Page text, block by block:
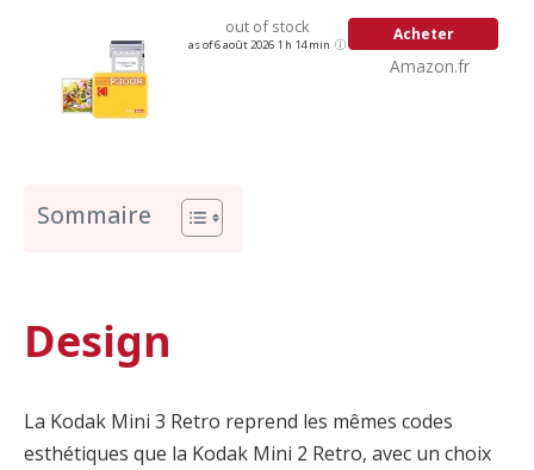
out of stock
as of 6 août 2026 1 h 14 min
Acheter
Amazon.fr
Sommaire
Design
La Kodak Mini 3 Retro reprend les mêmes codes
esthétiques que la Kodak Mini 2 Retro, avec un choix